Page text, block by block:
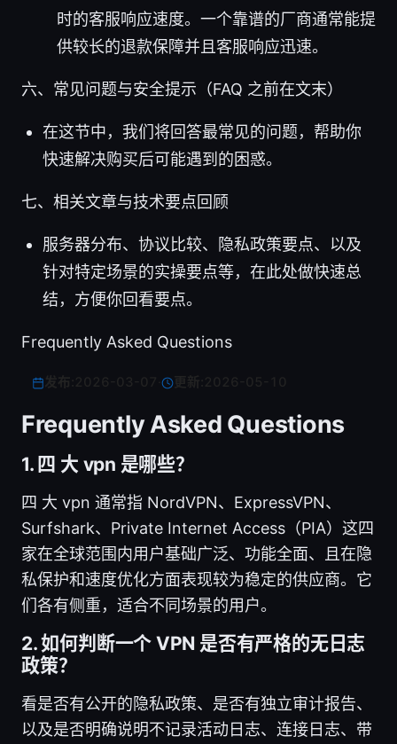
时的客服响应速度。一个靠谱的厂商通常能提
供较长的退款保障并且客服响应迅速。
六、常见问题与安全提示（FAQ 之前在文末）
在这节中，我们将回答最常见的问题，帮助你
快速解决购买后可能遇到的困惑。
七、相关文章与技术要点回顾
服务器分布、协议比较、隐私政策要点、以及
针对特定场景的实操要点等，在此处做快速总
结，方便你回看要点。
Frequently Asked Questions
更新:
Frequently Asked Questions
1. 四 大 vpn 是哪些？
四 大 vpn 通常指 NordVPN、ExpressVPN、
Surfshark、Private Internet Access（PIA）这四
家在全球范围内用户基础广泛、功能全面、且在隐
私保护和速度优化方面表现较为稳定的供应商。它
们各有侧重，适合不同场景的用户。
2. 如何判断一个 VPN 是否有严格的无日志
政策？
看是否有公开的隐私政策、是否有独立审计报告、
以及是否明确说明不记录活动日志、连接日志、带